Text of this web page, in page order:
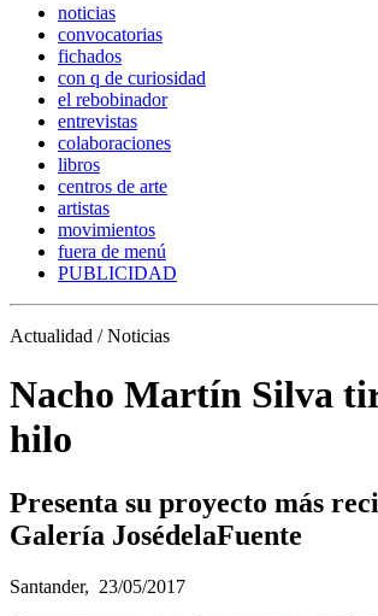
noticias
convocatorias
fichados
con q de curiosidad
el rebobinador
entrevistas
colaboraciones
libros
centros de arte
artistas
movimientos
fuera de menú
PUBLICIDAD
Actualidad / Noticias
Nacho Martín Silva
hilo
Presenta su proyecto más
Galería JosédelaFuente
Santander, 23/05/2017